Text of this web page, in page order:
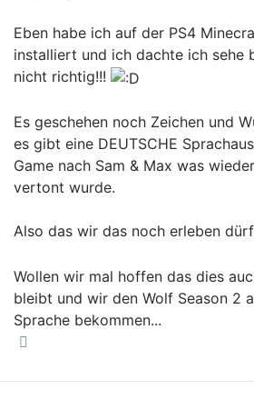
Eben habe ich auf der PS4
installiert und ich dachte ich sehe
nicht richtig!!!
Es geschehen noch Zeichen und
es gibt eine DEUTSCHE
Game nach Sam & Max was
vertont wurde.
Also das wir das noch erleben
Wollen wir mal hoffen das dies
bleibt und wir den Wolf Season 2
Sprache bekommen...